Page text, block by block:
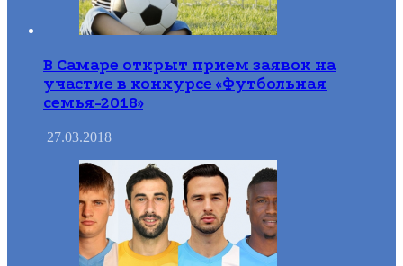
В Самаре открыт прием заявок на
участие в конкурсе «Футбольная
семья-2018»
27.03.2018